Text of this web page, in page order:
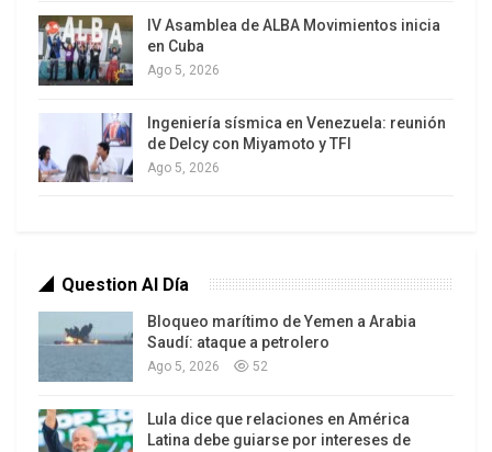
La propuesta de De la Espriella busca, según
indicó el mandatario entrante, articular esfuerzos
entre autoridades locales de Bogotá, Medellín,
Cali, Barranquilla y Bucaramanga, con el objetivo
de responder a la creciente preocupación por la
colombianas y colombianos tras los anuncios
hechos por el nuevo mandatario en materia
económica y seguridad, dos variables que
concentran la atención de la opinión en el país.
La iniciativa del mandatario electo De la Espriella
IV Asamblea de ALBA Movimientos inicia
en Cuba
Ago 5, 2026
Ingeniería sísmica en Venezuela: reunión
de Delcy con Miyamoto y TFI
Ago 5, 2026
Question Al Día
Bloqueo marítimo de Yemen a Arabia
Saudí: ataque a petrolero
Ago 5, 2026 52
Lula dice que relaciones en América
Latina debe guiarse por intereses de